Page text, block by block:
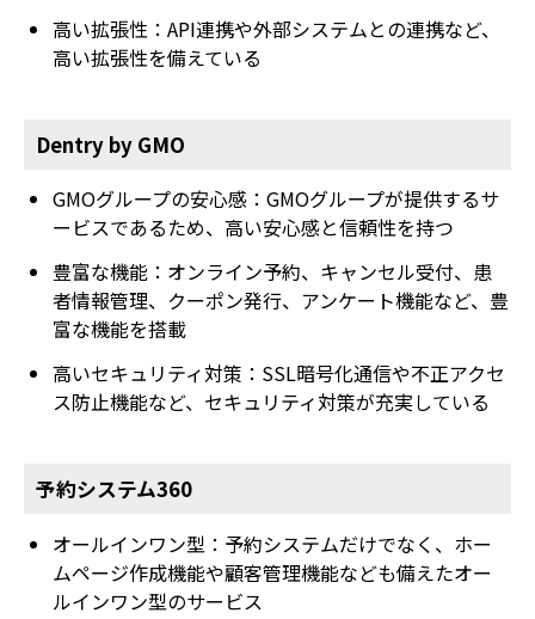
高い拡張性：API連携や外部システムとの連携など、
高い拡張性を備えている
Dentry by GMO
GMOグループの安心感：GMOグループが提供するサ
ービスであるため、高い安心感と信頼性を持つ
豊富な機能：オンライン予約、キャンセル受付、患
者情報管理、クーポン発行、アンケート機能など、豊
富な機能を搭載
高いセキュリティ対策：SSL暗号化通信や不正アクセ
ス防止機能など、セキュリティ対策が充実している
予約システム360
オールインワン型：予約システムだけでなく、ホー
ムページ作成機能や顧客管理機能なども備えたオー
ルインワン型のサービス